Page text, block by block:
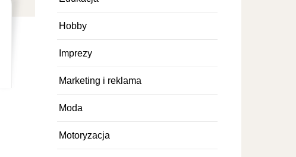
Hobby
Imprezy
Marketing i reklama
Moda
Motoryzacja